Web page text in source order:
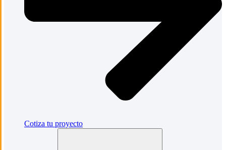
Cotiza tu proyecto